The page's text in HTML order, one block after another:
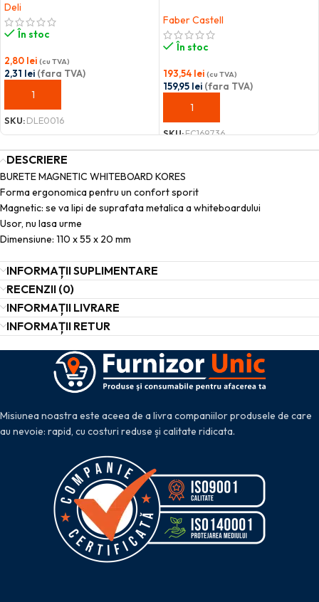
Deli
În stoc
2,80 lei (cu TVA)
2,31 lei (fara TVA)
ADAUGĂ ÎN COȘ
SKU:DLE0016
Faber Castell
În stoc
193,54 lei (cu TVA)
159,95 lei (fara TVA)
ADAUGĂ ÎN COȘ
SKU:FC169736
DESCRIERE
BURETE MAGNETIC WHITEBOARD KORES
Forma ergonomica pentru un confort sporit
Magnetic: se va lipi de suprafata metalica a whiteboardului
Usor, nu lasa urme
Dimensiune: 110 x 55 x 20 mm
INFORMAȚII SUPLIMENTARE
RECENZII (0)
INFORMAȚII LIVRARE
INFORMAȚII RETUR
Misiunea noastra este aceea de a livra companiilor produsele de care
au nevoie: rapid, cu costuri reduse și calitate ridicata.